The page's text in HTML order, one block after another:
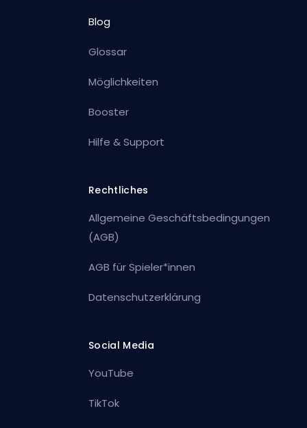
Blog
Glossar
Möglichkeiten
Booster
Hilfe & Support
Rechtliches
Allgemeine Geschäftsbedingungen
(AGB)
AGB für Spieler*innen
Datenschutzerklärung
Social Media
YouTube
TikTok